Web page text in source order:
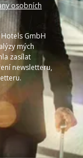
osobních
GmbH
mých
zasílat
newsletteru,